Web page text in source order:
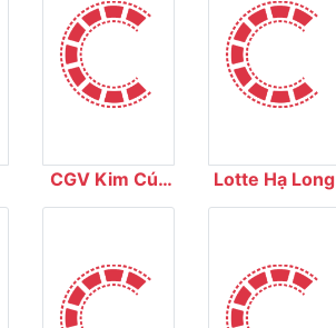
CGV Kim Cúc
Plaza
Lotte Hạ Long